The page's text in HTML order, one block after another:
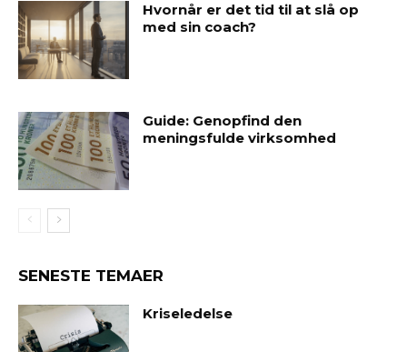
Hvornår er det tid til at slå op
med sin coach?
Guide: Genopfind den
meningsfulde virksomhed
SENESTE TEMAER
Kriseledelse